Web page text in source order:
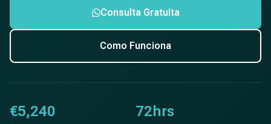
Consulta Gratuita
Como Funciona
€5,240 72hrs